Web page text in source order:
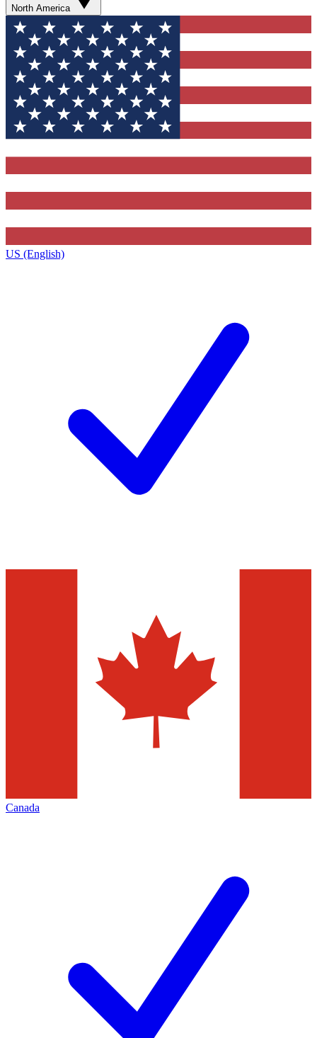
North America
US (English)
Canada